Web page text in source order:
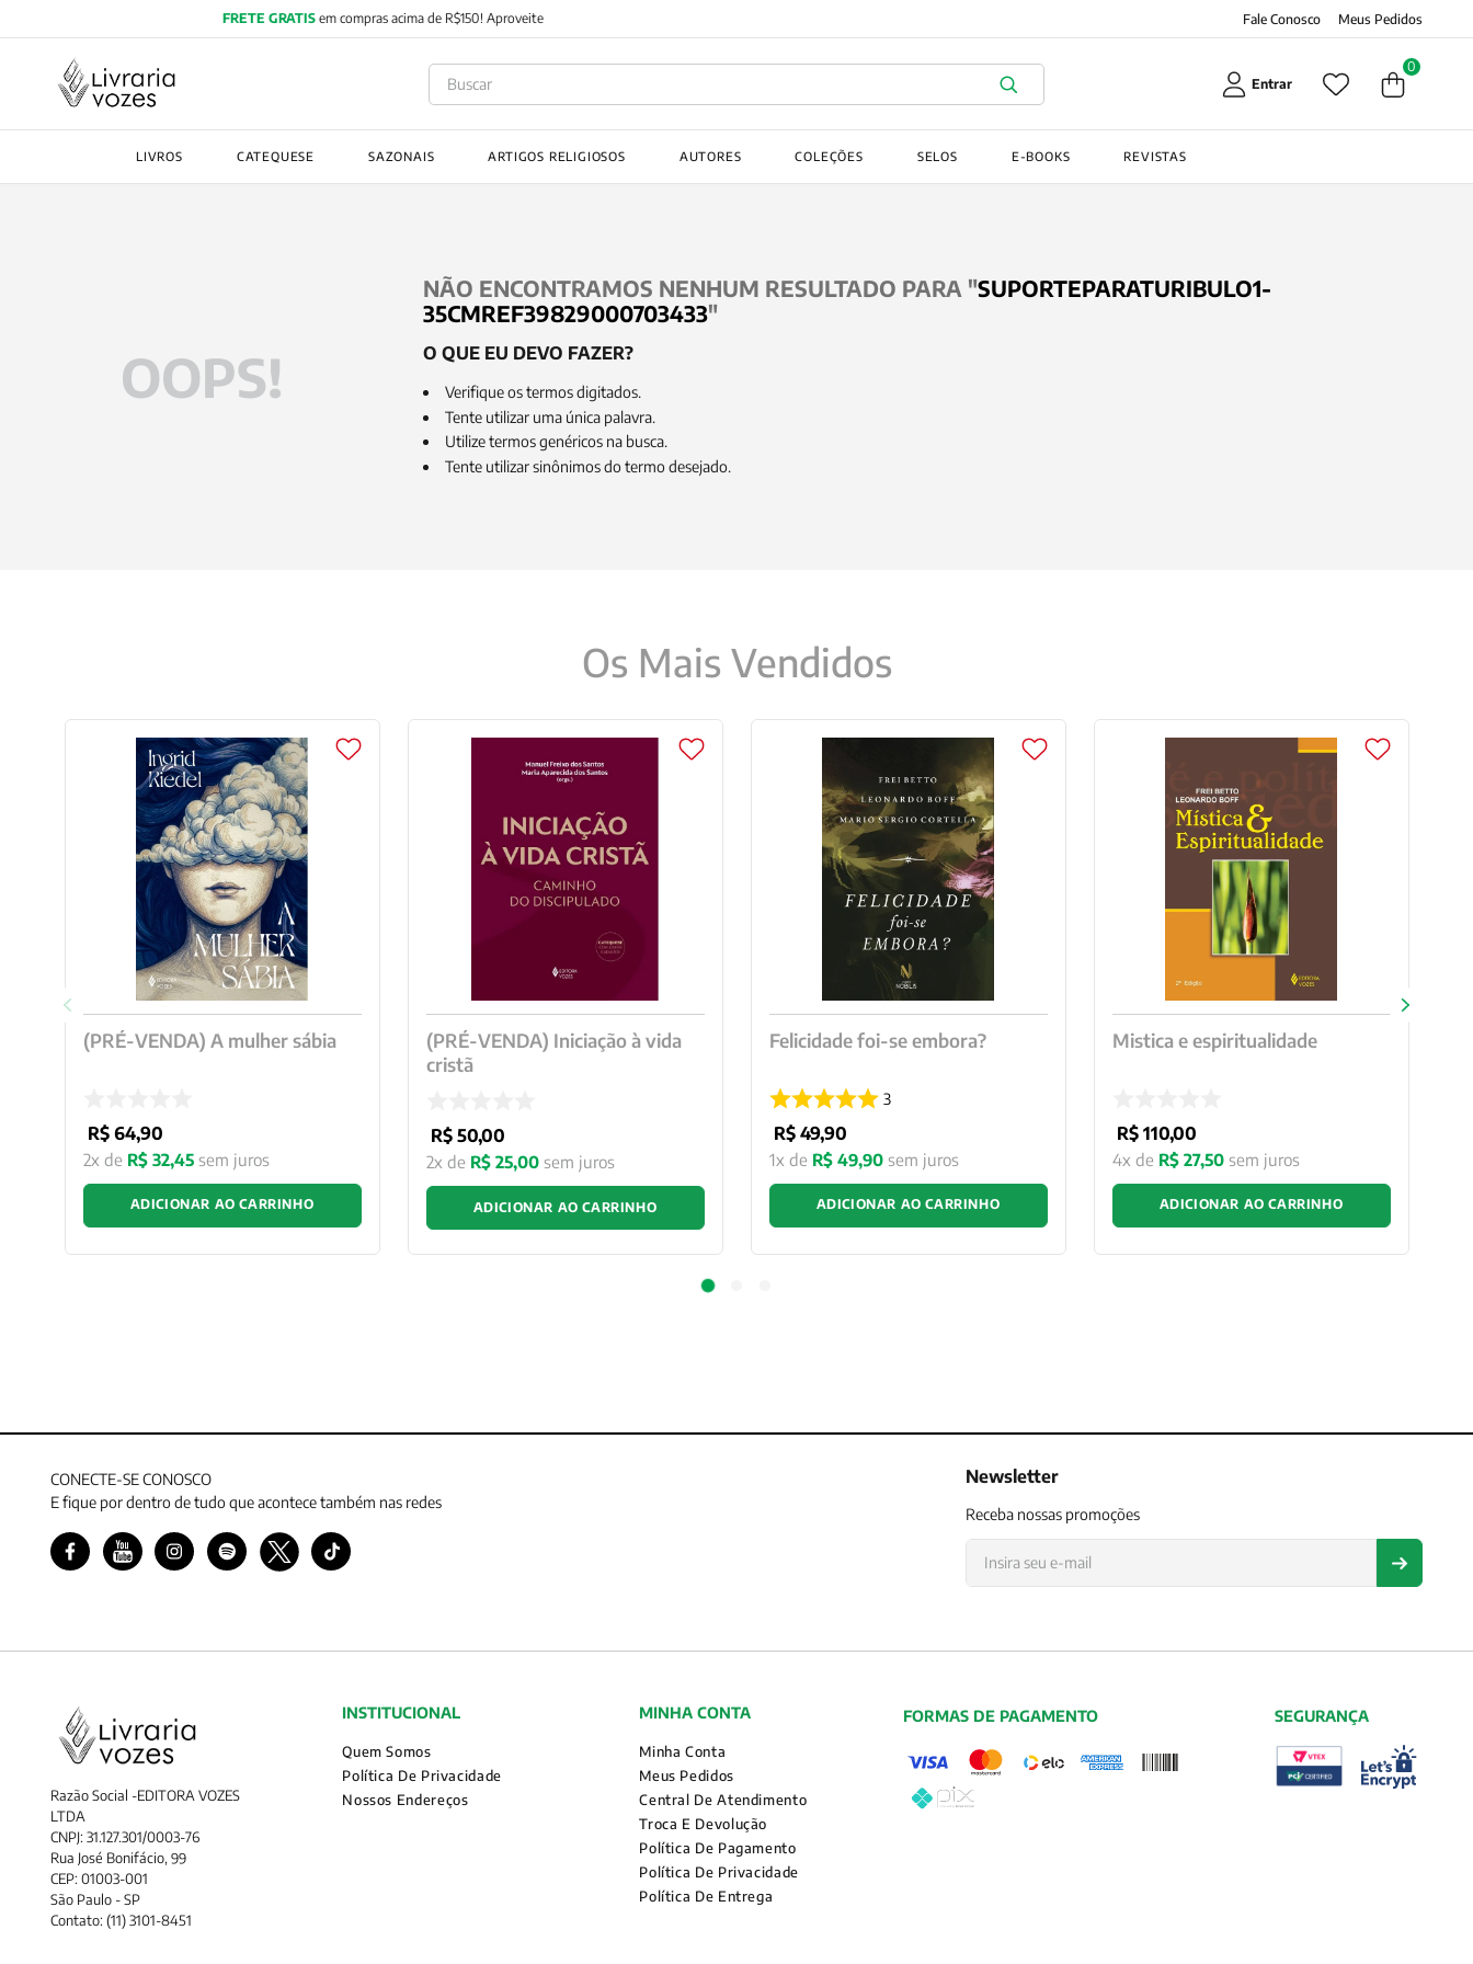
FRETE GRATIS Fale Conosco Meus Pedidos
Buscar
Entrar
0
LIVROS CATEQUESE SAZONAIS ARTIGOS RELIGIOSOS AUTORES COLEÇÕES SELOS E-BOOKS REVISTAS
OOPS!
NÃO ENCONTRAMOS NENHUM RESULTADO PARA "SUPORTEPARATURIBULO1-
35CMREF39829000703433"
O QUE EU DEVO FAZER?
Verifique os termos digitados.
Tente utilizar uma única palavra.
Utilize termos genéricos na busca.
Tente utilizar sinônimos do termo desejado.
Os Mais Vendidos
(PRÉ-VENDA) A mulher sábia
R$ 64,90
2x de R$ 32,45sem juros
ADICIONAR AO CARRINHO
(PRÉ-VENDA) Iniciação à vida
cristã
R$ 50,00
2x de R$ 25,00sem juros
ADICIONAR AO CARRINHO
Felicidade foi-se embora?
3
R$ 49,90
1x de R$ 49,90sem juros
ADICIONAR AO CARRINHO
Mistica e espiritualidade
R$ 110,00
4x de R$ 27,50sem juros
ADICIONAR AO CARRINHO
Newsletter
Receba nossas promoções
CONECTE-SE CONOSCO
E fique por dentro de tudo que acontece também nas redes
Razão Social -EDITORA VOZES
LTDA
CNPJ: 31.127.301/0003-76
Rua José Bonifácio, 99
CEP: 01003-001
São Paulo - SP
Contato: (11) 3101-8451
INSTITUCIONAL
Quem Somos
Política De Privacidade
Nossos Endereços
MINHA CONTA
Minha Conta
Meus Pedidos
Central De Atendimento
Troca E Devolução
Política De Pagamento
Política De Privacidade
Política De Entrega
FORMAS DE PAGAMENTO SEGURANÇA
TERMOS MAIS BUSCADOS
2027
pré venda
byung chul han
santo agostinho